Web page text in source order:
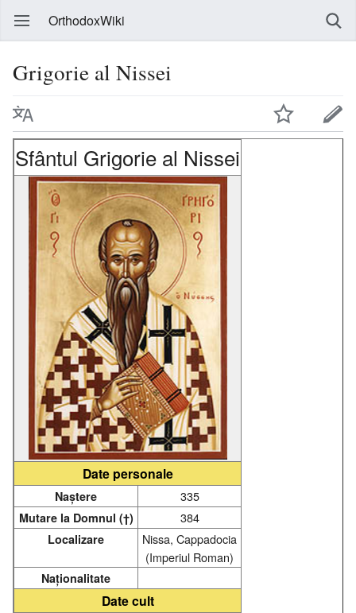
OrthodoxWiki
Grigorie al Nissei
Sfântul Grigorie al Nissei
Date personale
Naștere 335
Mutare la Domnul (†) 384
Localizare
Nissa, Cappadocia
(Imperiul Roman)
Naționalitate
Date cult